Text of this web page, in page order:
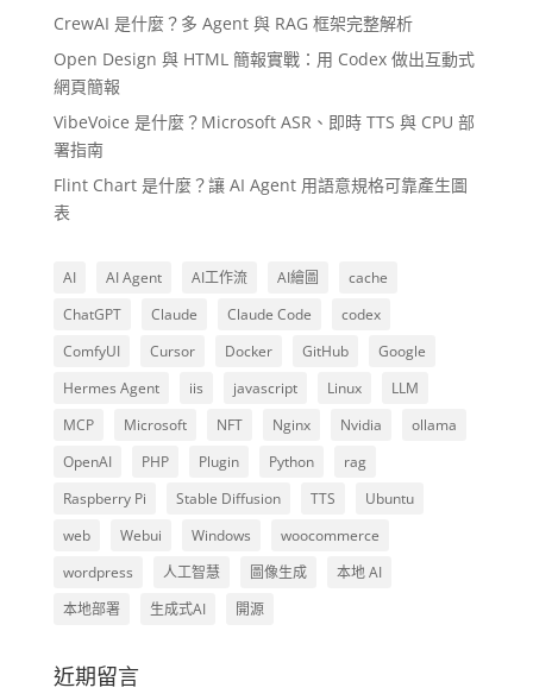
CrewAI 是什麼？多 Agent 與 RAG 框架完整解析
Open Design 與 HTML 簡報實戰：用 Codex 做出互動式
網頁簡報
VibeVoice 是什麼？Microsoft ASR、即時 TTS 與 CPU 部
署指南
Flint Chart 是什麼？讓 AI Agent 用語意規格可靠產生圖
表
AI AI Agent AI工作流 AI繪圖
cache
ChatGPT
Claude Claude Code
codex
ComfyUI
Cursor Docker GitHub
Google
Hermes Agent
iis javascript Linux
LLM
MCP
Microsoft NFT Nginx Nvidia
ollama
OpenAI
PHP Plugin Python
rag
Raspberry Pi
Stable Diffusion TTS
Ubuntu
web
Webui Windows
woocommerce
wordpress
人工智慧 圖像生成
本地 AI
本地部署
生成式AI 開源
近期留言